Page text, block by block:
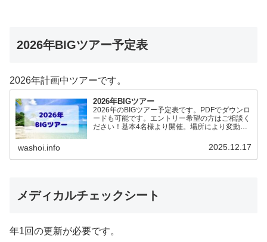
2026年BIGツアー予定表
2026年計画中ツアーです。
2026年BIGツアー
2026年のBIGツアー予定表です。PDFでダウンロ
ードも可能です。エントリー希望の方はご相談く
ださい！基本4名様より開催。場所により変動あ
（12.19更新）ダウンロードPDFでアップロード
washoi.info 2025.12.17
メディカルチェックシート
年1回の更新が必要です。